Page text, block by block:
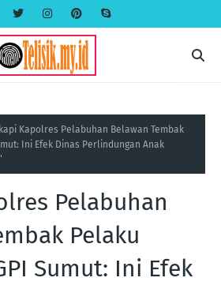
Kapolres Pelabuhan Belawan Tembak
Ini Efek Dinas Perlindungan Anak
Pelabuhan
Pelaku
Sumut: Ini Efek